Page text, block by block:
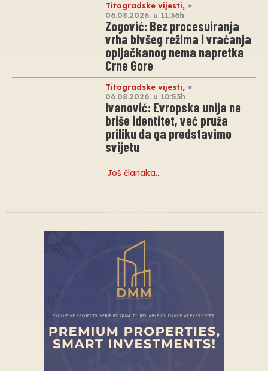
Titogradske vijesti,
06.08.2026. u 11:36h
Zogović: Bez procesuiranja
vrha bivšeg režima i vraćanja
opljačkanog nema napretka
Crne Gore
Titogradske vijesti,
06.08.2026. u 10:53h
Ivanović: Evropska unija ne
briše identitet, već pruža
priliku da ga predstavimo
svijetu
Još članaka…